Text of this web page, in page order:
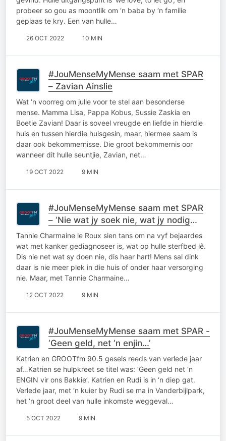
probeer so gou as moontlik om ‘n baba by ‘n familie
geplaas te kry. Een van hulle…
26 OCT 2022 10 MIN
#JouMenseMyMense saam met SPAR
– Zavian Ainslie
Wat ‘n voorreg om julle voor te stel aan besonderse
mense. Mamma Lisa, Pappa Kobus, Sussie Zaskia en
Boetie Zavian! Daar is soveel vreugde en liefde in hierdie
huis en tussen hierdie huisgesin, maar, hiermee saam is
daar ook bekommernisse. Die groot bekommernis oor
wanneer dit hulle seuntjie, Zavian, net…
19 OCT 2022 9 MIN
#JouMenseMyMense saam met SPAR
– ‘Nie wat jy soek nie, wat jy nodig
het…’
Tannie Charmaine le Roux sien tans om na vyf bejaardes
wat met kanker gediagnoseer is, wat op hulle sterfbed lê.
Dis nie net wat sy doen nie, dis haar hart! Mens sal dink
daar is nie meer plek in die huis of onder haar versorging
nie. Maar, met Tannie Charmaine…
12 OCT 2022 9 MIN
#JouMenseMyMense saam met SPAR -
‘Geen geld, net ‘n enjin…’
Katrien en GROOTfm 90.5 gesels reeds van verlede jaar
af…Katrien se hulpkreet se titel was: ‘Geen geld net ‘n
ENGIN vir ons Bakkie’. Katrien en Rudi is in ‘n diep gat.
Verlede jaar, met ‘n kuier by Rudi se ma in Vanderbijlpark,
het ‘n groot deel van hulle inkomste weggeval…
5 OCT 2022 9 MIN